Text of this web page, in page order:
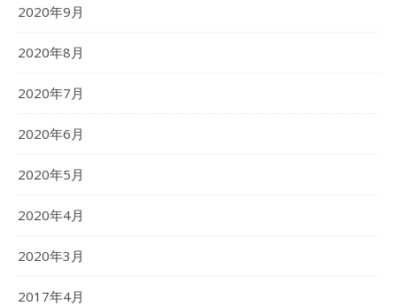
2020年9月
2020年8月
2020年7月
2020年6月
2020年5月
2020年4月
2020年3月
2017年4月